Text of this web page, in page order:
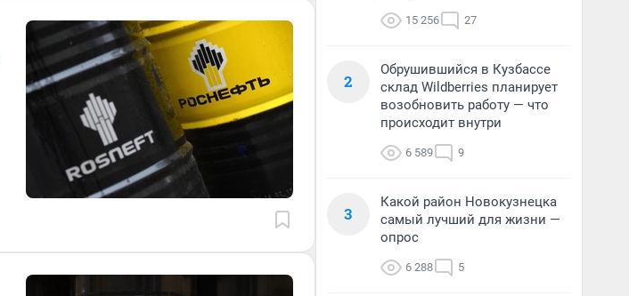
15 256 27
2
Обрушившийся в Кузбассе
склад Wildberries планирует
возобновить работу — что
происходит внутри
6 589 9
3
Какой район Новокузнецка
самый лучший для жизни —
опрос
6 288 5